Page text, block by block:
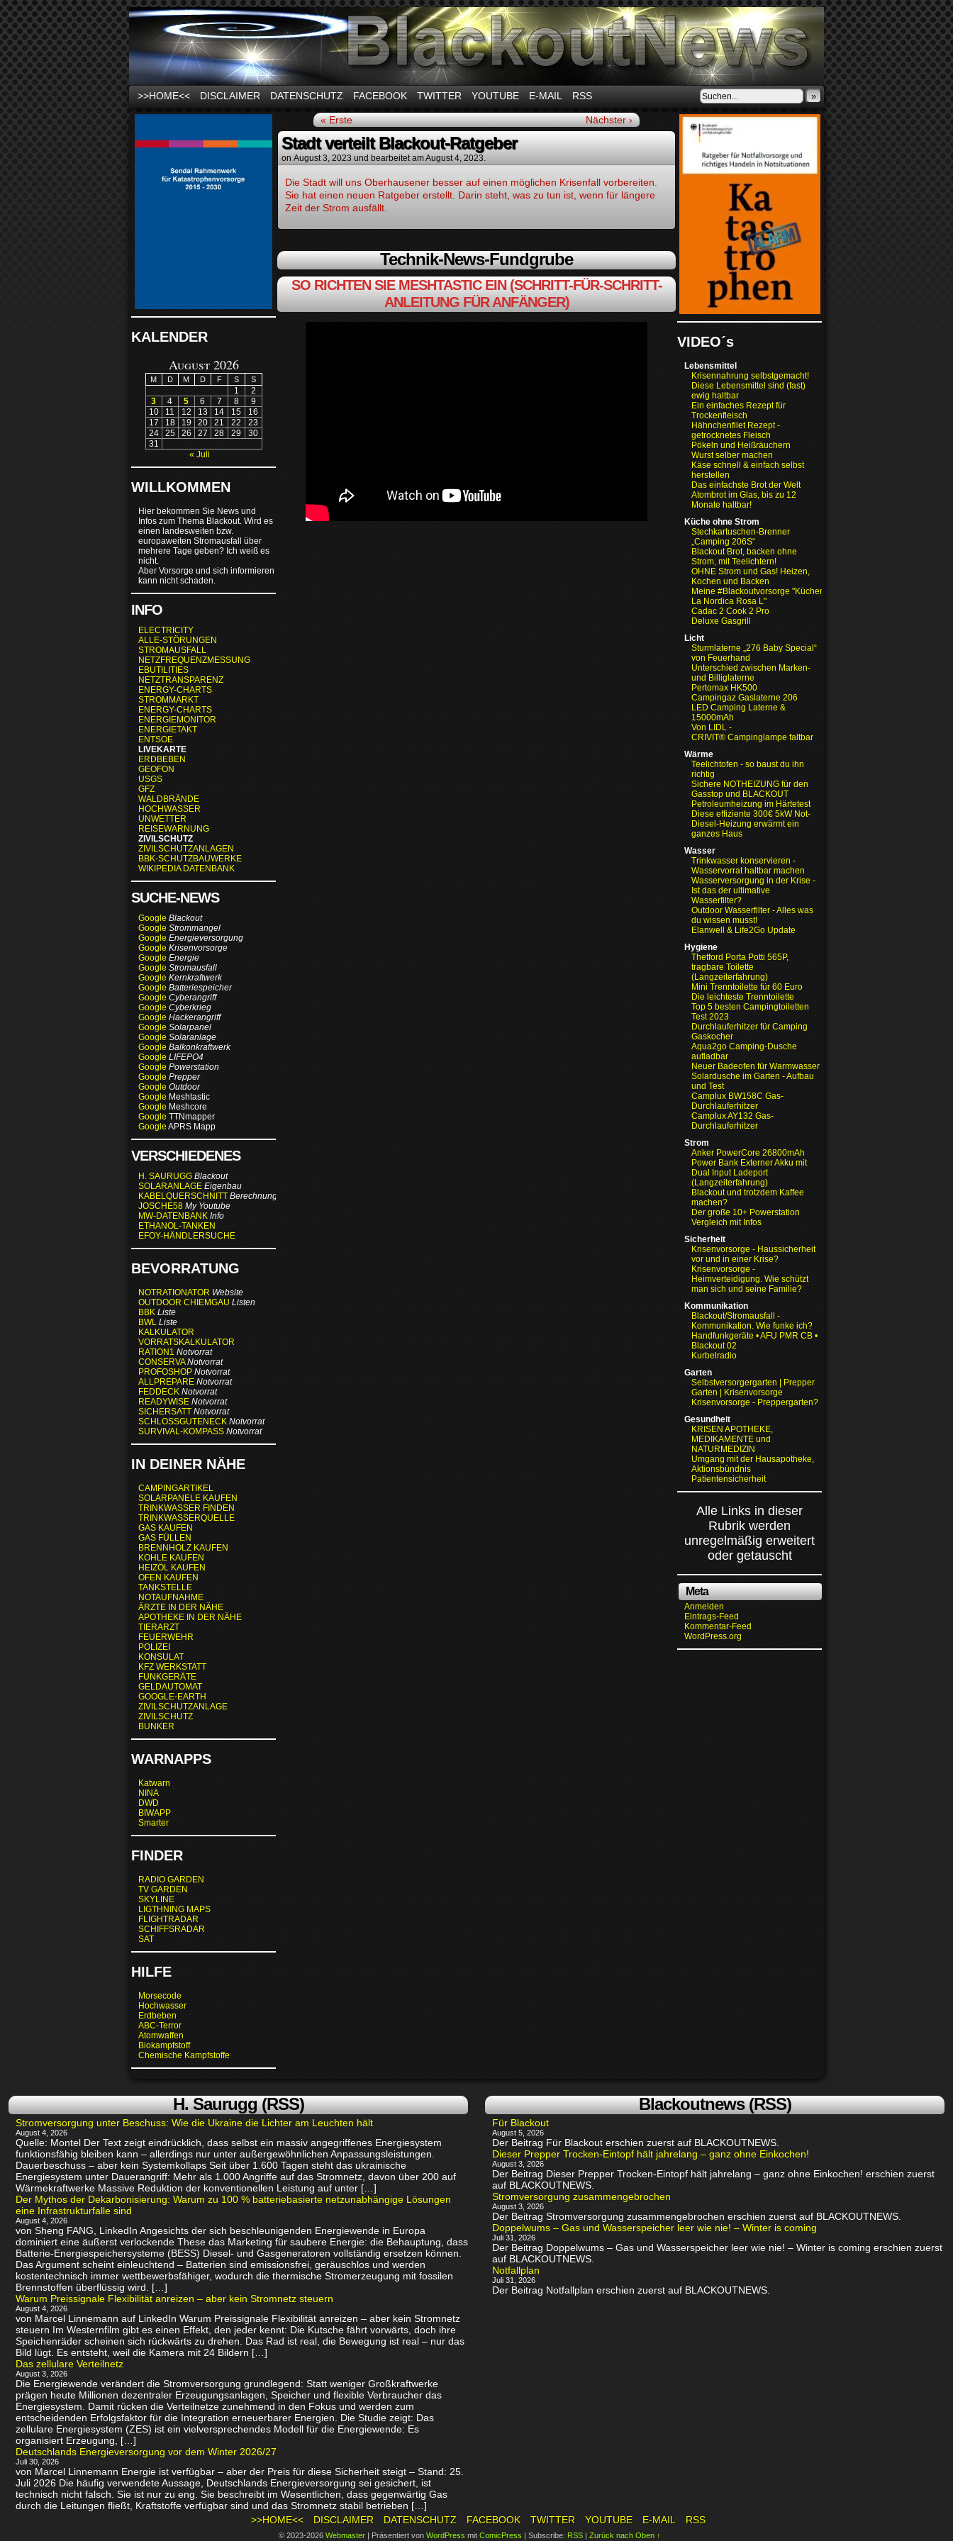
News und Infos zum Thema Stromausfall
>>HOME<< DISCLAIMER DATENSCHUTZ FACEBOOK TWITTER YOUTUBE E-MAIL RSS »
KALENDER
August 2026
M D M D F S S
1
2
3
4 5 6 7 8
9
10
11 12 13 14 15
16
17
18 19 20 21 22
23
24
25 26 27 28 29
30
31
« Juli
WILLKOMMEN
Hier bekommen Sie News und
Infos zum Thema Blackout. Wird es
einen landesweiten bzw.
europaweiten Stromausfall über
mehrere Tage geben? Ich weiß es
nicht.
Aber Vorsorge und sich informieren
kann nicht schaden.
INFO
ELECTRICITY
ALLE-STÖRUNGEN
STROMAUSFALL
NETZFREQUENZMESSUNG
EBUTILITIES
NETZTRANSPARENZ
ENERGY-CHARTS
STROMMARKT
ENERGY-CHARTS
ENERGIEMONITOR
ENERGIETAKT
ENTSOE
LIVEKARTE
ERDBEBEN
GEOFON
USGS
GFZ
WALDBRÄNDE
HOCHWASSER
UNWETTER
REISEWARNUNG
ZIVILSCHUTZ
ZIVILSCHUTZANLAGEN
BBK-SCHUTZBAUWERKE
WIKIPEDIA DATENBANK
SUCHE-NEWS
Google Blackout
Google Strommangel
Google Energieversorgung
Google Krisenvorsorge
Google Energie
Google Stromausfall
Google Kernkraftwerk
Google Batteriespeicher
Google Cyberangriff
Google Cyberkrieg
Google Hackerangriff
Google Solarpanel
Google Solaranlage
Google Balkonkraftwerk
Google LIFEPO4
Google Powerstation
Google Prepper
Google Outdoor
Google Meshtastic
Google Meshcore
Google TTNmapper
Google APRS Mapp
VERSCHIEDENES
H. SAURUGG Blackout
SOLARANLAGE Eigenbau
KABELQUERSCHNITT Berechnung
JOSCHE58 My Youtube
MW-DATENBANK Info
ETHANOL-TANKEN
EFOY-HÄNDLERSUCHE
BEVORRATUNG
NOTRATIONATOR Website
OUTDOOR CHIEMGAU Listen
BBK Liste
BWL Liste
KALKULATOR
VORRATSKALKULATOR
RATION1 Notvorrat
CONSERVA Notvorrat
PROFOSHOP Notvorrat
ALLPREPARE Notvorrat
FEDDECK Notvorrat
READYWISE Notvorrat
SICHERSATT Notvorrat
SCHLOSSGUTENECK Notvorrat
SURVIVAL-KOMPASS Notvorrat
IN DEINER NÄHE
CAMPINGARTIKEL
SOLARPANELE KAUFEN
TRINKWASSER FINDEN
TRINKWASSERQUELLE
GAS KAUFEN
GAS FÜLLEN
BRENNHOLZ KAUFEN
KOHLE KAUFEN
HEIZÖL KAUFEN
OFEN KAUFEN
TANKSTELLE
NOTAUFNAHME
ÄRZTE IN DER NÄHE
APOTHEKE IN DER NÄHE
TIERARZT
FEUERWEHR
POLIZEI
KONSULAT
KFZ WERKSTATT
FUNKGERÄTE
GELDAUTOMAT
GOOGLE-EARTH
ZIVILSCHUTZANLAGE
ZIVILSCHUTZ
BUNKER
WARNAPPS
Katwarn
NINA
DWD
BIWAPP
Smarter
FINDER
RADIO GARDEN
TV GARDEN
SKYLINE
LIGTHNING MAPS
FLIGHTRADAR
SCHIFFSRADAR
SAT
HILFE
Morsecode
Hochwasser
Erdbeben
ABC-Terror
Atomwaffen
Biokampfstoff
Chemische Kampfstoffe
« Erste Nächster ›
Stadt verteilt Blackout-Ratgeber
on August 3, 2023 und bearbeitet am August 4, 2023.
Die Stadt will uns Oberhausener besser auf einen möglichen Krisenfall vorbereiten.
Sie hat einen neuen Ratgeber erstellt. Darin steht, was zu tun ist, wenn für längere
Zeit der Strom ausfällt.
Technik-News-Fundgrube
SO RICHTEN SIE MESHTASTIC EIN (SCHRITT-FÜR-SCHRITT-
ANLEITUNG FÜR ANFÄNGER)
VIDEO´s
Lebensmittel
Krisennahrung selbstgemacht!
Diese Lebensmittel sind (fast)
ewig haltbar
Ein einfaches Rezept für
Trockenfleisch
Hähnchenfilet Rezept -
getrocknetes Fleisch
Pökeln und Heißräuchern
Wurst selber machen
Käse schnell & einfach selbst
herstellen
Das einfachste Brot der Welt
Atombrot im Glas, bis zu 12
Monate haltbar!
Küche ohne Strom
Stechkartuschen-Brenner
„Camping 206S“
Blackout Brot, backen ohne
Strom, mit Teelichtern!
OHNE Strom und Gas! Heizen,
Kochen und Backen
Meine #Blackoutvorsorge "Küchenofen
La Nordica Rosa L"
Cadac 2 Cook 2 Pro
Deluxe Gasgrill
Licht
Sturmlaterne „276 Baby Special“
von Feuerhand
Unterschied zwischen Marken-
und Billiglaterne
Pertomax HK500
Campingaz Gaslaterne 206
LED Camping Laterne &
15000mAh
Von LIDL -
CRIVIT® Campinglampe faltbar
Wärme
Teelichtofen - so baust du ihn
richtig
Sichere NOTHEIZUNG für den
Gasstop und BLACKOUT
Petroleumheizung im Härtetest
Diese effiziente 300€ 5kW Not-
Diesel-Heizung erwärmt ein
ganzes Haus
Wasser
Trinkwasser konservieren -
Wasservorrat haltbar machen
Wasserversorgung in der Krise -
Ist das der ultimative
Wasserfilter?
Outdoor Wasserfilter - Alles was
du wissen musst!
Elanwell & Life2Go Update
Hygiene
Thetford Porta Potti 565P,
tragbare Toilette
(Langzeiterfahrung)
Mini Trenntoilette für 60 Euro
Die leichteste Trenntoilette
Top 5 besten Campingtoiletten
Test 2023
Durchlauferhitzer für Camping
Gaskocher
Aqua2go Camping-Dusche
aufladbar
Neuer Badeofen für Warmwasser
Solardusche im Garten - Aufbau
und Test
Camplux BW158C Gas-
Durchlauferhitzer
Camplux AY132 Gas-
Durchlauferhitzer
Strom
Anker PowerCore 26800mAh
Power Bank Externer Akku mit
Dual Input Ladeport
(Langzeiterfahrung)
Blackout und trotzdem Kaffee
machen?
Der große 10+ Powerstation
Vergleich mit Infos
Sicherheit
Krisenvorsorge - Haussicherheit
vor und in einer Krise?
Krisenvorsorge -
Heimverteidigung. Wie schützt
man sich und seine Familie?
Kommunikation
Blackout/Stromausfall -
Kommunikation. Wie funke ich?
Handfunkgeräte • AFU PMR CB •
Blackout 02
Kurbelradio
Garten
Selbstversorgergarten | Prepper
Garten | Krisenvorsorge
Krisenvorsorge - Preppergarten?
Gesundheit
KRISEN APOTHEKE,
MEDIKAMENTE und
NATURMEDIZIN
Umgang mit der Hausapotheke,
Aktionsbündnis
Patientensicherheit
Alle Links in dieser
Rubrik werden
unregelmäßig erweitert
oder getauscht
Meta
Anmelden
Eintrags-Feed
Kommentar-Feed
WordPress.org
H. Saurugg (RSS)
Stromversorgung unter Beschuss: Wie die Ukraine die Lichter am Leuchten hält
August 4, 2026
Quelle: Montel Der Text zeigt eindrücklich, dass selbst ein massiv angegriffenes Energiesystem
funktionsfähig bleiben kann – allerdings nur unter außergewöhnlichen Anpassungsleistungen.
Dauerbeschuss – aber kein Systemkollaps Seit über 1.600 Tagen steht das ukrainische
Energiesystem unter Dauerangriff: Mehr als 1.000 Angriffe auf das Stromnetz, davon über 200 auf
Wärmekraftwerke Massive Reduktion der konventionellen Leistung auf unter […]
Der Mythos der Dekarbonisierung: Warum zu 100 % batteriebasierte netzunabhängige Lösungen
eine Infrastrukturfalle sind
August 4, 2026
von Sheng FANG, LinkedIn Angesichts der sich beschleunigenden Energiewende in Europa
dominiert eine äußerst verlockende These das Marketing für saubere Energie: die Behauptung, dass
Batterie-Energiespeichersysteme (BESS) Diesel- und Gasgeneratoren vollständig ersetzen können.
Das Argument scheint einleuchtend – Batterien sind emissionsfrei, geräuschlos und werden
kostentechnisch immer wettbewerbsfähiger, wodurch die thermische Stromerzeugung mit fossilen
Brennstoffen überflüssig wird. […]
Warum Preissignale Flexibilität anreizen – aber kein Stromnetz steuern
August 4, 2026
von Marcel Linnemann auf LinkedIn Warum Preissignale Flexibilität anreizen – aber kein Stromnetz
steuern Im Westernfilm gibt es einen Effekt, den jeder kennt: Die Kutsche fährt vorwärts, doch ihre
Speichenräder scheinen sich rückwärts zu drehen. Das Rad ist real, die Bewegung ist real – nur das
Bild lügt. Es entsteht, weil die Kamera mit 24 Bildern […]
Das zellulare Verteilnetz
August 3, 2026
Die Energiewende verändert die Stromversorgung grundlegend: Statt weniger Großkraftwerke
prägen heute Millionen dezentraler Erzeugungsanlagen, Speicher und flexible Verbraucher das
Energiesystem. Damit rücken die Verteilnetze zunehmend in den Fokus und werden zum
entscheidenden Erfolgsfaktor für die Integration erneuerbarer Energien. Die Studie zeigt: Das
zellulare Energiesystem (ZES) ist ein vielversprechendes Modell für die Energiewende: Es
organisiert Erzeugung, […]
Deutschlands Energieversorgung vor dem Winter 2026/27
Juli 30, 2026
von Marcel Linnemann Energie ist verfügbar – aber der Preis für diese Sicherheit steigt – Stand: 25.
Juli 2026 Die häufig verwendete Aussage, Deutschlands Energieversorgung sei gesichert, ist
technisch nicht falsch. Sie ist nur zu eng. Sie beschreibt im Wesentlichen, dass gegenwärtig Gas
durch die Leitungen fließt, Kraftstoffe verfügbar sind und das Stromnetz stabil betrieben […]
Blackoutnews (RSS)
Für Blackout
August 5, 2026
Der Beitrag Für Blackout erschien zuerst auf BLACKOUTNEWS.
Dieser Prepper Trocken-Eintopf hält jahrelang – ganz ohne Einkochen!
August 3, 2026
Der Beitrag Dieser Prepper Trocken-Eintopf hält jahrelang – ganz ohne Einkochen! erschien zuerst
auf BLACKOUTNEWS.
Stromversorgung zusammengebrochen
August 3, 2026
Der Beitrag Stromversorgung zusammengebrochen erschien zuerst auf BLACKOUTNEWS.
Doppelwums – Gas und Wasserspeicher leer wie nie! – Winter is coming
Juli 31, 2026
Der Beitrag Doppelwums – Gas und Wasserspeicher leer wie nie! – Winter is coming erschien zuerst
auf BLACKOUTNEWS.
Notfallplan
Juli 31, 2026
Der Beitrag Notfallplan erschien zuerst auf BLACKOUTNEWS.
>>HOME<< DISCLAIMER DATENSCHUTZ FACEBOOK TWITTER YOUTUBE E-MAIL RSS
© 2023-2026 Webmaster | Präsentiert von WordPress mit ComicPress | Subscribe: RSS | Zurück nach Oben ↑